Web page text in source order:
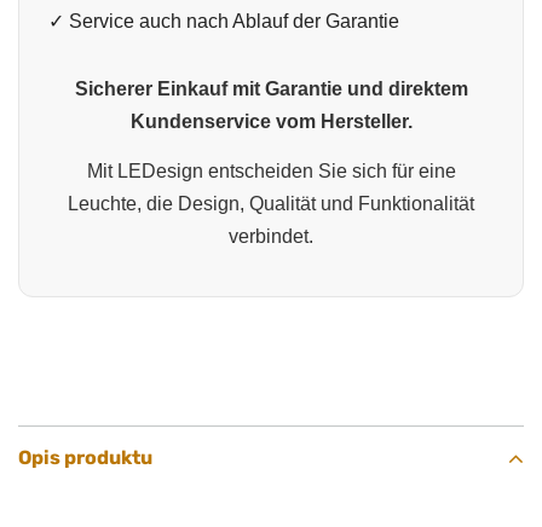
✓ Service auch nach Ablauf der Garantie
Sicherer Einkauf mit Garantie und direktem
Kundenservice vom Hersteller.
Mit LEDesign entscheiden Sie sich für eine
Leuchte, die Design, Qualität und Funktionalität
verbindet.
Opis produktu